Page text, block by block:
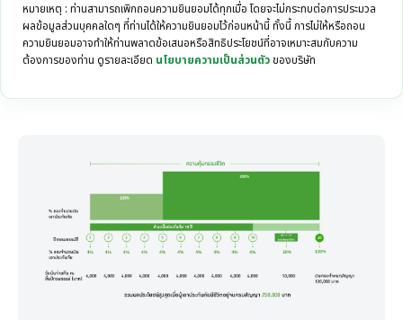
หมายเหตุ : ท่านสามารถเพิกถอนความยินยอมได้ทุกเมื่อ โดยจะไม่กระทบต่อการประมวล
ผลข้อมูลส่วนบุคคลใดๆ ที่ท่านได้ให้ความยินยอมไว้ก่อนหน้านี้ ทั้งนี้ การไม่ให้หรือถอน
ความยินยอมอาจทำให้ท่านพลาดข้อเสนอหรือสิทธิประโยชน์ที่อาจเหมาะสมกับความ
ต้องการของท่าน ดูรายละเอียด นโยบายความเป็นส่วนตัวของบริษัท